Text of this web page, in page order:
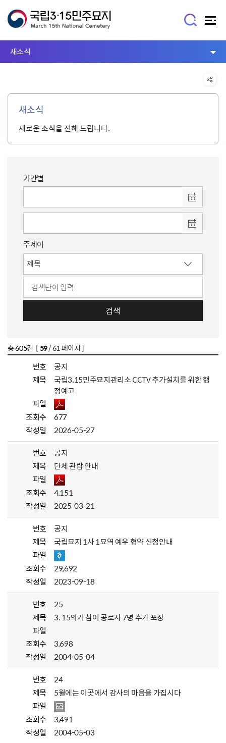
새소식
새소식
새로운 소식을 전해 드립니다.
기간별
주제어
검색
총605건 [59/ 61 페이지 ]
번호
공지
제목
국립3.15민주묘지관리소 CCTV 추가설치를 위한 행
정예고
파일
조회수
677
작성일
2026-05-27
번호
공지
제목
단체 관람 안내
파일
조회수
4,151
작성일
2025-03-21
번호
공지
제목
국립묘지 1사 1묘역 예우 협약 신청안내
파일
조회수
29,692
작성일
2023-09-18
번호
25
제목
3. 15의거 참여 공로자 7명 추가 포장
파일
조회수
3,698
작성일
2004-05-04
번호
24
제목
5월에는 이곳에서 감사의 마음을 가집시다
파일
조회수
3,491
작성일
2004-05-03